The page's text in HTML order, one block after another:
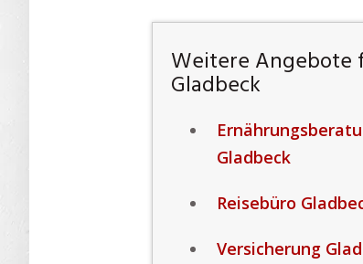
Weitere Angebote
Gladbeck
Gladbeck
Reisebüro
Versicherung